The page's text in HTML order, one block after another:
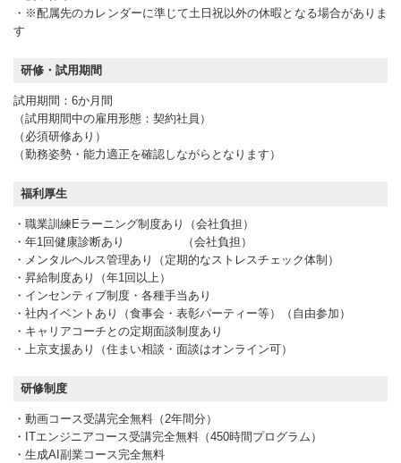
・※配属先のカレンダーに準じて土日祝以外の休暇となる場合がありま
す
研修・試用期間
試用期間：6か月間
（試用期間中の雇用形態：契約社員）
（必須研修あり）
（勤務姿勢・能力適正を確認しながらとなります）
福利厚生
・職業訓練Eラーニング制度あり（会社負担）
・年1回健康診断あり （会社負担）
・メンタルヘルス管理あり（定期的なストレスチェック体制）
・昇給制度あり（年1回以上）
・インセンティブ制度・各種手当あり
・社内イベントあり（食事会・表彰パーティー等）（自由参加）
・キャリアコーチとの定期面談制度あり
・上京支援あり（住まい相談・面談はオンライン可）
研修制度
・動画コース受講完全無料（2年間分）
・ITエンジニアコース受講完全無料（450時間プログラム）
・生成AI副業コース完全無料